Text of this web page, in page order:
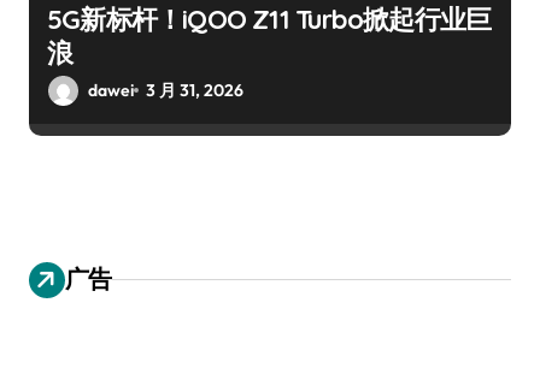
5G新标杆！iQOO Z11 Turbo掀起行业巨
浪
dawei 3 月 31, 2026
广告